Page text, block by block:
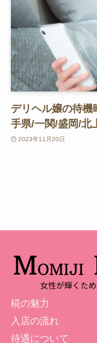
デリヘル嬢の待機
手県/一関/盛岡/北
2023年11月20日
椛の魅力
入店の流れ
待遇について